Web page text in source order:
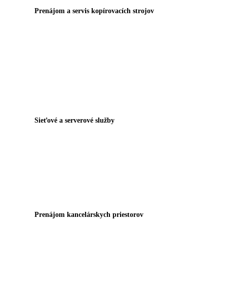
Prenájom a servis kopírovacích strojov
Sieťové a serverové služby
Prenájom kancelárskych priestorov